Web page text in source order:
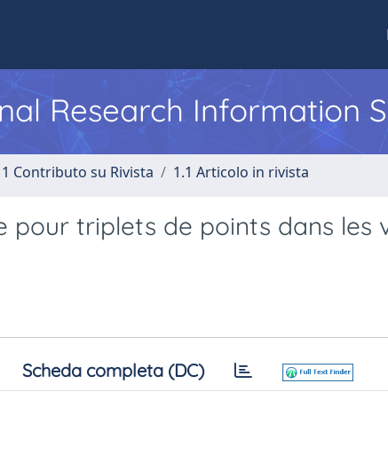
Research Information
1 Contributo su Rivista 1.1 Articolo in rivista
pour triplets de points dans les
Scheda completa (DC)